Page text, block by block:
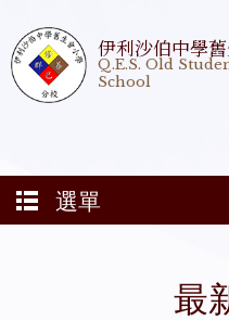
伊利沙伯中學
Q.E.S. Old
School
選單
最